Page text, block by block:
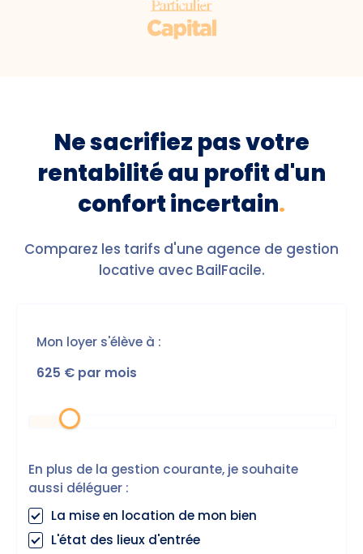
Ne sacrifiez pas votre
rentabilité au profit d'un
confort incertain.
Comparez les tarifs d'une agence de gestion
locative avec BailFacile.
Mon loyer s'élève à :
625 € par mois
En plus de la gestion courante, je souhaite
aussi déléguer :
La mise en location de mon bien
L'état des lieux d'entrée